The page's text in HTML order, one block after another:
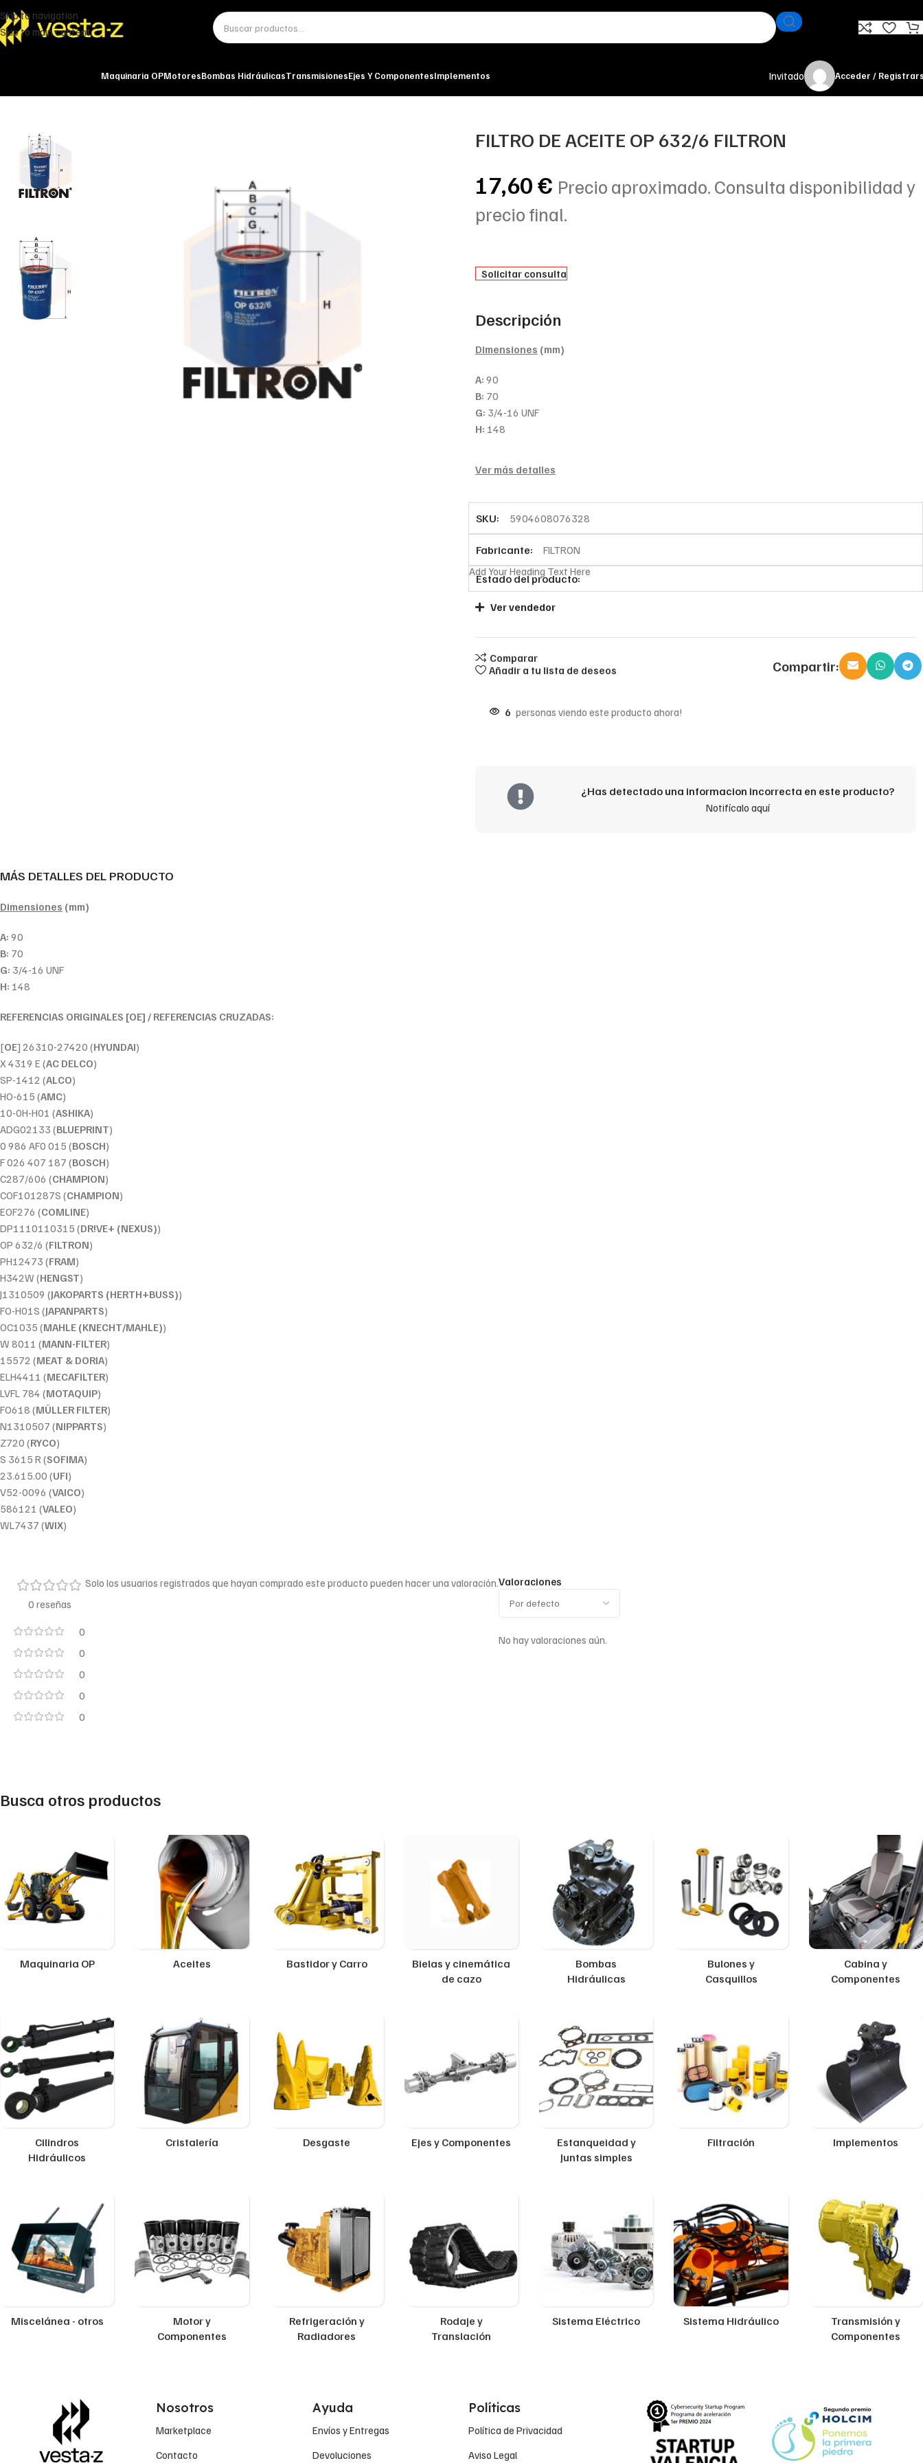
Skip to navigation
Skip to main content
Maquinaria OPMotoresBombas HidráulicasTransmisionesEjes Y ComponentesImplementos Invitado Acceder /
FILTRO DE ACEITE OP 632/6 FILTRON
17,60€ Precio aproximado. Consulta disponibilidad y
precio final.
Solicitar consulta
Descripción
Dimensiones (mm)
A: 90
B: 70
G: 3/4-16 UNF
H: 148
Ver más detalles
SKU: 5904608076328
Fabricante: FILTRON
Estado del producto:
Add Your Heading Text Here
Ver vendedor
Comparar
Añadir a tu lista de deseos
Compartir:
6 personas viendo este producto ahora!
¿Has detectado una informacion incorrecta en este producto?
Notifícalo aquí
MÁS DETALLES DEL PRODUCTO
Dimensiones (mm)
A: 90
B: 70
G: 3/4-16 UNF
H: 148
REFERENCIAS ORIGINALES [OE] / REFERENCIAS CRUZADAS:
[OE] 26310-27420 (HYUNDAI)
X 4319 E (AC DELCO)
SP-1412 (ALCO)
HO-615 (AMC)
10-0H-H01 (ASHIKA)
ADG02133 (BLUEPRINT)
0 986 AF0 015 (BOSCH)
F 026 407 187 (BOSCH)
C287/606 (CHAMPION)
COF101287S (CHAMPION)
EOF276 (COMLINE)
DP1110110315 (DR!VE+ (NEXUS))
OP 632/6 (FILTRON)
PH12473 (FRAM)
H342W (HENGST)
J1310509 (JAKOPARTS (HERTH+BUSS))
FO-H01S (JAPANPARTS)
OC1035 (MAHLE (KNECHT/MAHLE))
W 8011 (MANN-FILTER)
15572 (MEAT & DORIA)
ELH4411 (MECAFILTER)
LVFL 784 (MOTAQUIP)
FO618 (MÜLLER FILTER)
N1310507 (NIPPARTS)
Z720 (RYCO)
S 3615 R (SOFIMA)
23.615.00 (UFI)
V52-0096 (VAICO)
586121 (VALEO)
WL7437 (WIX)
0 reseñas
0
0
0
0
0
Valoraciones
No hay valoraciones aún.
Solo los usuarios registrados que hayan comprado este producto pueden hacer una valoración.
Busca otros productos
Maquinaria OP Aceites Bastidor y Carro
Bielas y cinemática
de cazo
Bombas
Hidráulicas
Bulones y
Casquillos
Cabina y
Componentes
Cilindros
Hidráulicos
Cristalería Desgaste Ejes y Componentes
Estanqueidad y
Juntas simples
Filtración Implementos
Miscelánea - otros
Motor y
Componentes
Refrigeración y
Radiadores
Rodaje y
Translación
Sistema Eléctrico Sistema Hidráulico
Transmisión y
Componentes
Nosotros
Marketplace
Contacto
Ayuda
Envíos y Entregas
Devoluciones
Políticas
Política de Privacidad
Aviso Legal